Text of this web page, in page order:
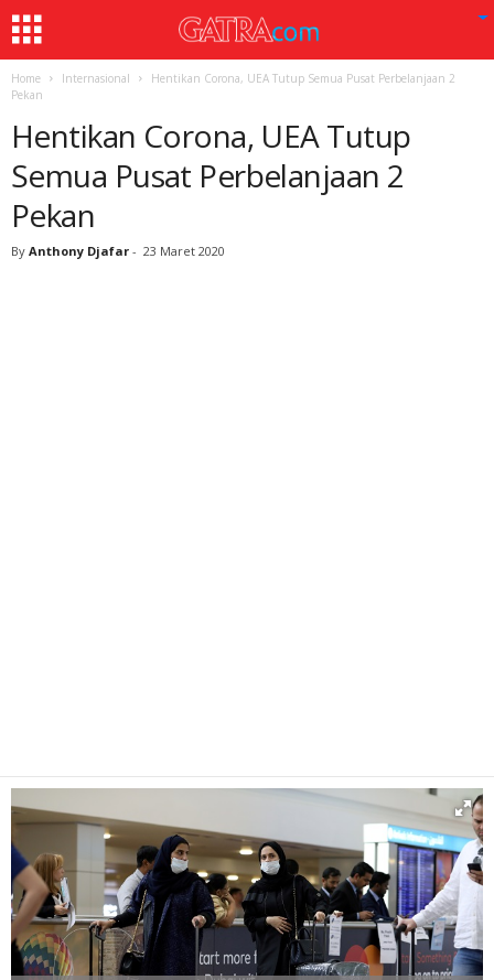
Home Internasional
Hentikan Corona, UEA Tutup Semua Pusat Perbelanjaan 2
Pekan
Hentikan Corona, UEA Tutup
Semua Pusat Perbelanjaan 2
Pekan
By Anthony Djafar - 23 Maret 2020